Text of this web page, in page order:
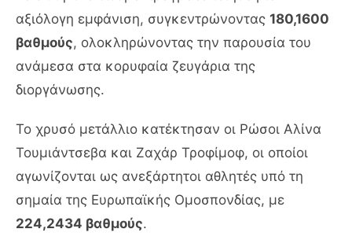
αξιόλογη εμφάνιση, συγκεντρώνοντας 180,1600
βαθμούς, ολοκληρώνοντας την παρουσία του
ανάμεσα στα κορυφαία ζευγάρια της
διοργάνωσης.
Το χρυσό μετάλλιο κατέκτησαν οι Ρώσοι Αλίνα
Τουμιάντσεβα και Ζαχάρ Τροφίμοφ, οι οποίοι
αγωνίζονται ως ανεξάρτητοι αθλητές υπό τη
σημαία της Ευρωπαϊκής Ομοσπονδίας, με
224,2434 βαθμούς.